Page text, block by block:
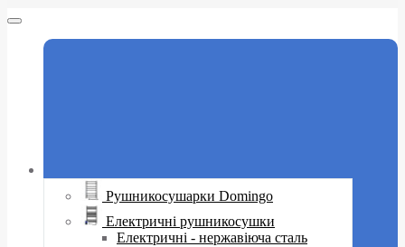
Рушникосушарки Domingo
Електричні рушникосушки
Електричні - нержавіюча сталь